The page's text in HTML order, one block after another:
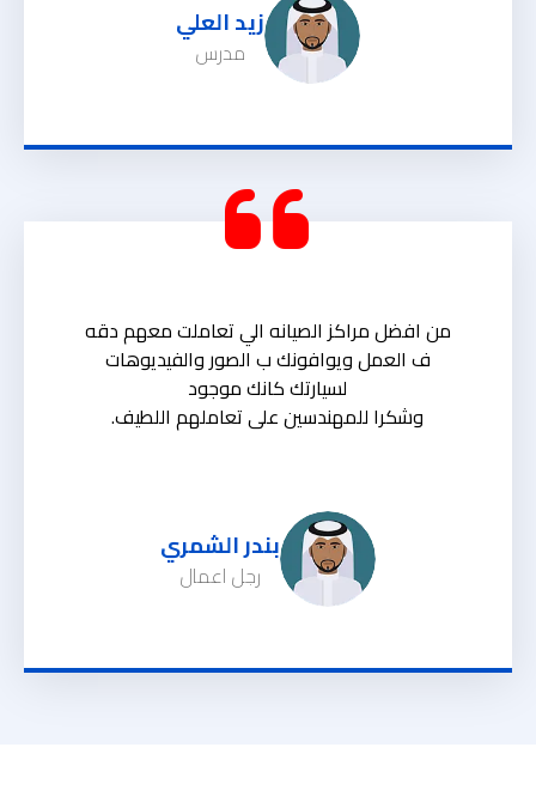
زيد العلي
مدرس
من افضل مراكز الصيانه الي تعاملت معهم دقه
ف العمل ويوافونك ب الصور والفيديوهات
لسيارتك كانك موجود
وشكرا للمهندسين على تعاملهم اللطيف.
بندر الشمري
رجل اعمال